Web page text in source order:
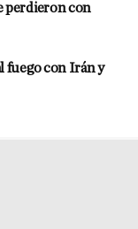
perdieron con
fuego con Irán y